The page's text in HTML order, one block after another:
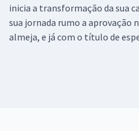
inicia a transformação da sua
sua jornada rumo a aprovação
almeja, e já com o título de